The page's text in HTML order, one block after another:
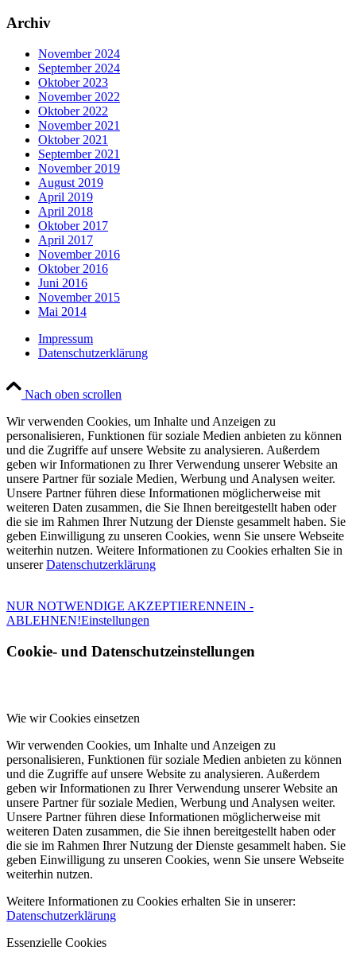
Archiv
November 2024
September 2024
Oktober 2023
November 2022
Oktober 2022
November 2021
Oktober 2021
September 2021
November 2019
August 2019
April 2019
April 2018
Oktober 2017
April 2017
November 2016
Oktober 2016
Juni 2016
November 2015
Mai 2014
Impressum
Datenschutzerklärung
Nach oben scrollen
Wir verwenden Cookies, um Inhalte und Anzeigen zu
personalisieren, Funktionen für soziale Medien anbieten zu können
und die Zugriffe auf unsere Website zu analysieren. Außerdem
geben wir Informationen zu Ihrer Verwendung unserer Website an
unsere Partner für soziale Medien, Werbung und Analysen weiter.
Unsere Partner führen diese Informationen möglicherweise mit
weiteren Daten zusammen, die Sie Ihnen bereitgestellt haben oder
die sie im Rahmen Ihrer Nutzung der Dienste gesammelt haben. Sie
geben Einwilligung zu unseren Cookies, wenn Sie unsere Webseite
weiterhin nutzen. Weitere Informationen zu Cookies erhalten Sie in
unsererDatenschutzerklärung
NUR NOTWENDIGE AKZEPTIERENNEIN -
ABLEHNEN!Einstellungen
Cookie- und Datenschutzeinstellungen
Wie wir Cookies einsetzen
Wir verwenden Cookies, um Inhalte und Anzeigen zu
personalisieren, Funktionen für soziale Medien anbieten zu können
und die Zugriffe auf unsere Website zu analysieren. Außerdem
geben wir Informationen zu Ihrer Verwendung unserer Website an
unsere Partner für soziale Medien, Werbung und Analysen weiter.
Unsere Partner führen diese Informationen möglicherweise mit
weiteren Daten zusammen, die Sie ihnen bereitgestellt haben oder
die sie im Rahmen Ihrer Nutzung der Dienste gesammelt haben. Sie
geben Einwilligung zu unseren Cookies, wenn Sie unsere Webseite
weiterhin nutzen.
Weitere Informationen zu Cookies erhalten Sie in unserer:
Datenschutzerklärung
Essenzielle Cookies